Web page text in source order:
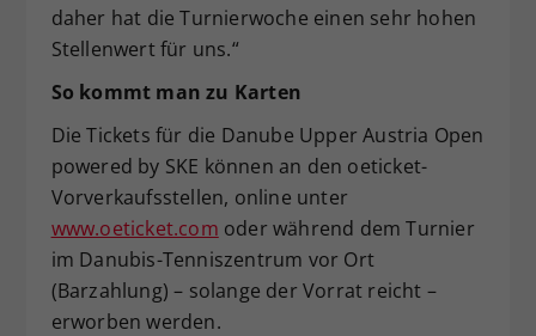
daher hat die Turnierwoche einen sehr hohen
Stellenwert für uns.“
So kommt man zu Karten
Die Tickets für die Danube Upper Austria Open
powered by SKE können an den oeticket-
Vorverkaufsstellen, online unter
www.oeticket.com oder während dem Turnier
im Danubis-Tenniszentrum vor Ort
(Barzahlung) – solange der Vorrat reicht –
erworben werden.